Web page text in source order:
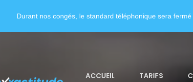
ACCUEIL TARIFS
Durant nos congés, le standard téléphonique sera